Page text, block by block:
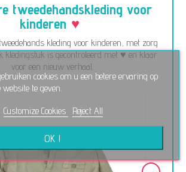
tweedehandskleding voor
kinderen
kleding voor kinderen, met zorg
kledingstuk is gecontroleerd met ♥ en klaar
voor een nieuw verhaal.
cookies om u een betere ervaring op
website te geven.
Customize Cookies Reject All
OK !